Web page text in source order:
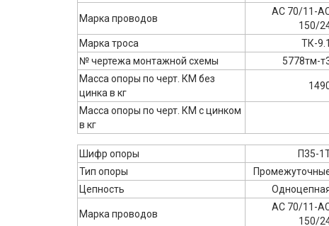
Марка проводов
АС 70/11-
150/
Марка троса
ТК-9.1
№ чертежа монтажной схемы
5778тм-
Масса опоры по черт. КМ без
цинка в кг
Масса опоры по черт. КМ с цинком
в кг
Шифр опоры
П35-
Тип опоры
Цепность
Марка проводов
АС 70/11-
150/